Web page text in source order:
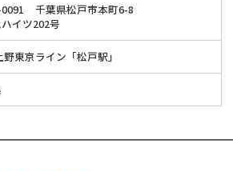
0091
千葉県松戸市本町6-8
イツ202号
野東京ライン「松戸駅」